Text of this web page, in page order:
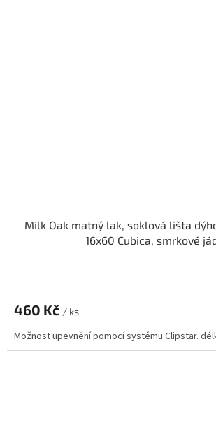
Milk Oak matný lak, soklová lišta
16x60 Cubica, smrkové
460 Kč / ks
Možnost upevnění pomocí systému Clipstar.